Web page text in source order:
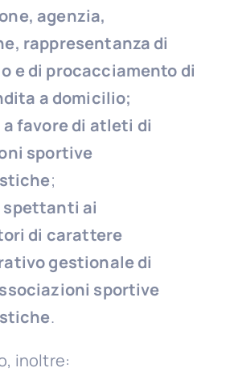
agenzia,
rappresentanza di
e di procacciamento di
a domicilio;
favore di atleti di
sportive
;
spettanti ai
di carattere
gestionale di
sportive
.
inoltre: